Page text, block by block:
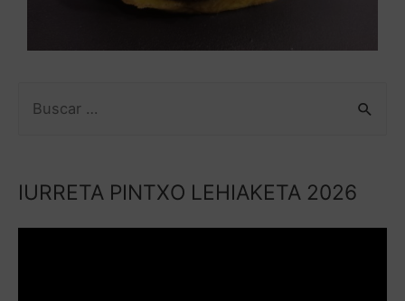
IURRETA PINTXO LEHIAKETA 2026